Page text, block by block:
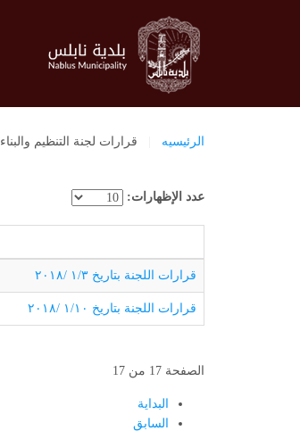
الرئيسيه قرارات لجنة التنظيم والبناء
عدد الإظهارات:
قرارات اللجنة بتاريخ ١/٣ /٢٠١٨
قرارات اللجنة بتاريخ ١/١٠ /٢٠١٨
الصفحة 17 من 17
البداية
السابق